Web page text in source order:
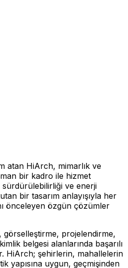
atan HiArch, mimarlık ve
bir kadro ile hizmet
sürdürülebilirliği ve enerji
bir tasarım anlayışıyla her
önceleyen özgün çözümler
projelendirme,
belgesi alanlarında başarılı
HiArch; şehirlerin, mahallelerin
yapısına uygun, geçmişinden